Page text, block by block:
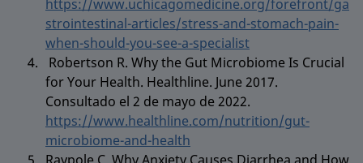
https://www.uchicagomedicine.org/forefront/ga
strointestinal-articles/stress-and-stomach-pain-
when-should-you-see-a-specialist
Robertson R. Why the Gut Microbiome Is Crucial
for Your Health. Healthline. June 2017.
Consultado el 2 de mayo de 2022.
https://www.healthline.com/nutrition/gut-
microbiome-and-health